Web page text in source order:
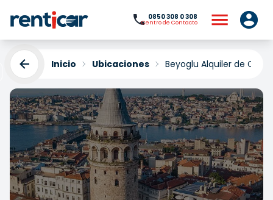
0850 308 0 308
Centro de Contacto
Inicio Ubicaciones Beyoglu Alquiler de